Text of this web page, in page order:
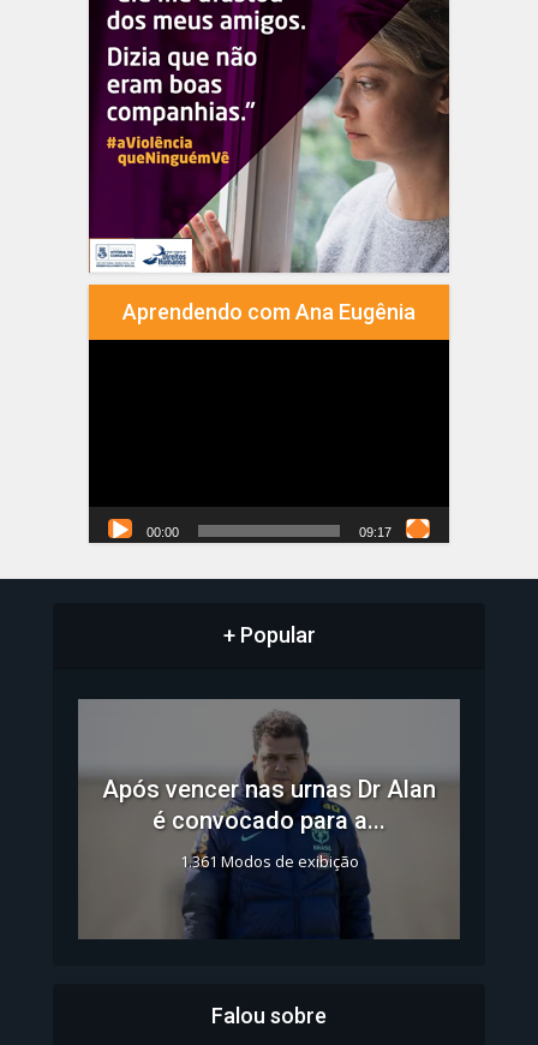
Aprendendo com Ana Eugênia
00:00 09:17
+ Popular
Após vencer nas urnas Dr Alan
é convocado para a...
1.361 Modos de exibição
Falou sobre